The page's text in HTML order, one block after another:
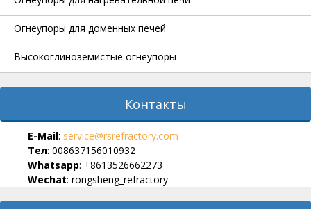
Огнеупоры для доменных печей
Высокоглиноземистые огнеупоры
Контакты
E-Мail: service@rsrefractory.com
Тел: 008637156010932
Whatsapp: +8613526662273
Wechat: rongsheng_refractory